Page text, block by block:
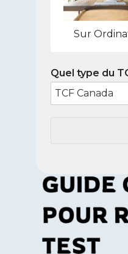
Sur
Quel type du